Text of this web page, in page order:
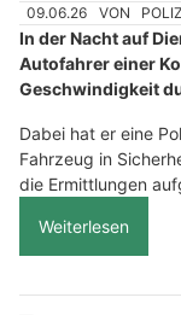
09.06.26 VON
In der Nacht auf
Autofahrer einer
Geschwindigkeit
Dabei hat er eine
Fahrzeug in
die Ermittlungen
Weiterlesen